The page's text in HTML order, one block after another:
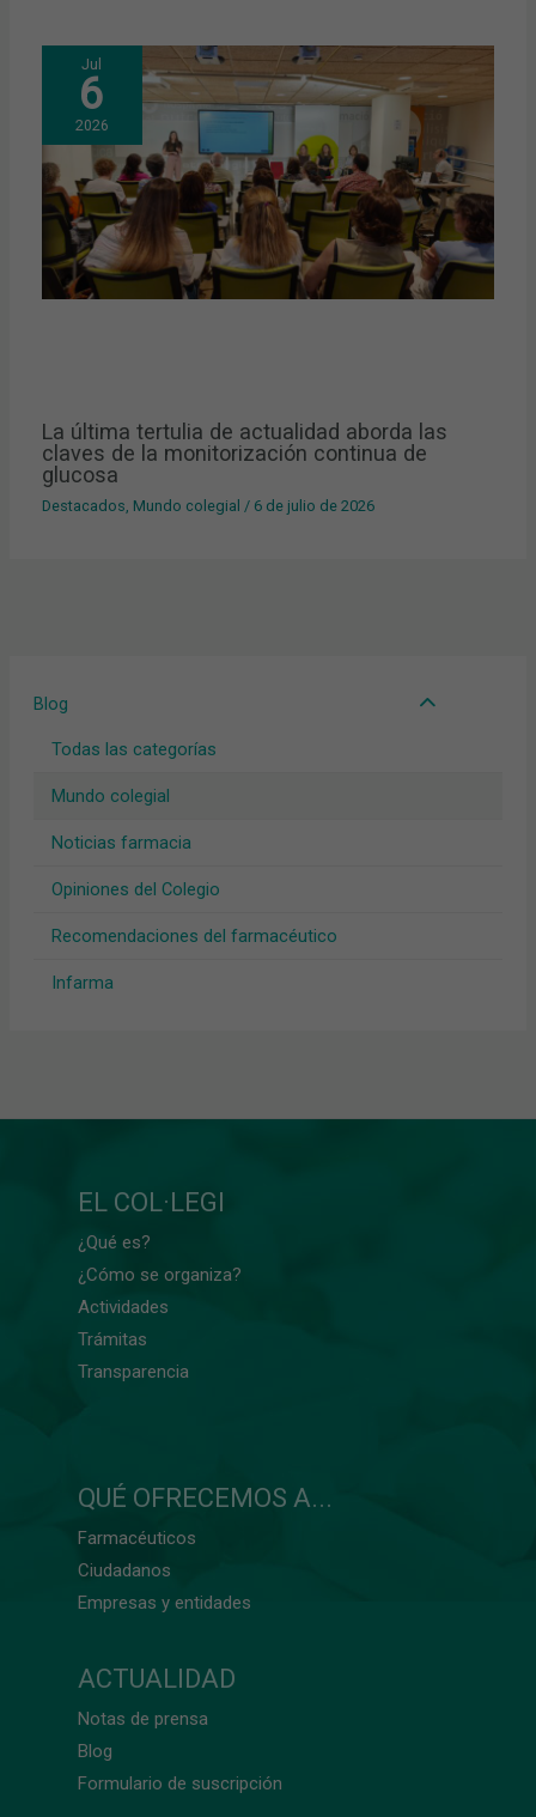
Blog
Todas las categorías
Mundo colegial
Noticias farmacia
Opiniones del Colegio
Recomendaciones del farmacéutico
Infarma
Jul
6
2026
La última tertulia de actualidad aborda las
claves de la monitorización continua de
glucosa
Destacados Mundo colegial / 6 de julio de 2026
EL COL·LEGI
¿Qué es?
¿Cómo se organiza?
Actividades
Trámitas
Transparencia
QUÉ OFRECEMOS A...
Farmacéuticos
Ciudadanos
Empresas y entidades
ACTUALIDAD
Notas de prensa
Blog
Formulario de suscripción